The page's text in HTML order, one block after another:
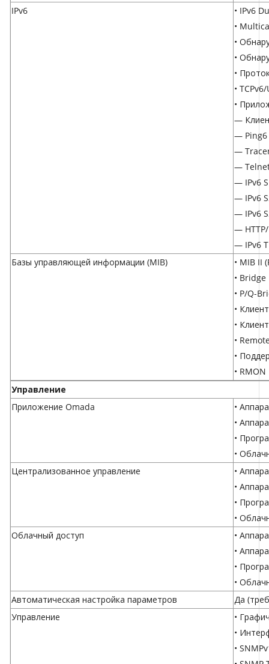
IPv6
• IPv6
•
•
•
•
•
•
—
— Ping6
—
—
— IPv6
— IPv6
— IPv6
— HTTP/
— IPv6
Базы управляющей информации (MIB)
• MIB II
• Bridge
• P/Q-
•
•
•
•
•
Управление
Приложение Omada
•
•
•
•
Централизованное управление
•
•
•
•
Облачный доступ
•
•
•
•
Автоматическая настройка параметров
Да
Управление
•
•
•